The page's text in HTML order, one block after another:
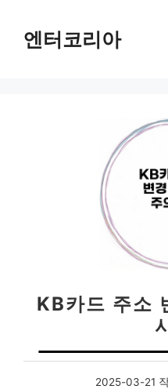
엔터코리아
KB카드 주소
2025-03-21